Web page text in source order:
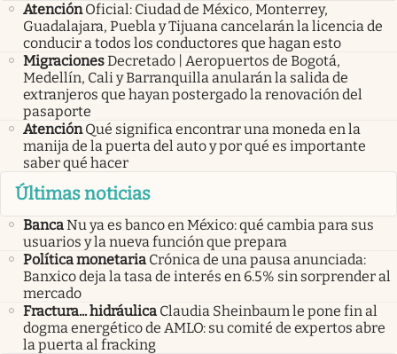
Atención Oficial: Ciudad de México, Monterrey,
Guadalajara, Puebla y Tijuana cancelarán la licencia de
conducir a todos los conductores que hagan esto
MigracionesDecretado | Aeropuertos de Bogotá,
Medellín, Cali y Barranquilla anularán la salida de
extranjeros que hayan postergado la renovación del
pasaporte
Atención Qué significa encontrar una moneda en la
manija de la puerta del auto y por qué es importante
saber qué hacer
Últimas noticias
BancaNu ya es banco en México: qué cambia para sus
usuarios y la nueva función que prepara
Política monetaria Crónica de una pausa anunciada:
Banxico deja la tasa de interés en 6.5% sin sorprender al
mercado
Fractura... hidráulica Claudia Sheinbaum le pone fin al
dogma energético de AMLO: su comité de expertos abre
la puerta al fracking